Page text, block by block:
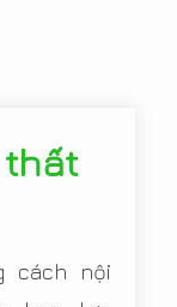
thất
cách nội